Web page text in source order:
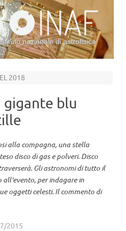
nazionale di astrofisica
2018
gigante blu
alla compagna, una stella
disco di gas e polveri. Disco
Gli astronomi di tutto il
per indagare in
oggetti celesti. Il commento di
2015